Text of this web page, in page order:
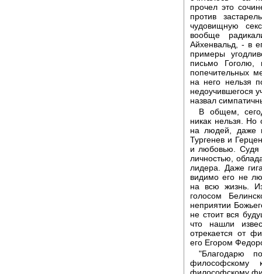
прочел это
против
чудовищную
вообще
Айхенвальд, - в
примеры
письмо
попечительных
на него нельзя
недоучившегося
назвал
В общем,
никак нельзя. Но
на людей, даже
Тургенев и
и любовью. Судя
личностью,
лидера. Даже
видимо его не
на всю жизнь.
голосом
неприятии
не стоит вся
что нашли
отрекается от
его Егором
"Благодарю
философскому